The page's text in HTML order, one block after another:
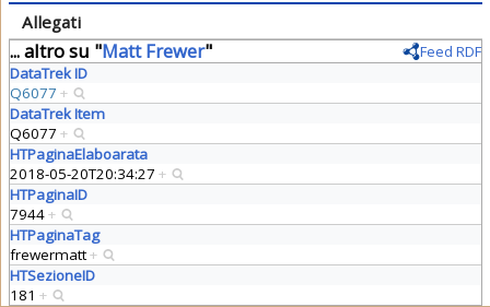
Allegati
... altro su "Matt Frewer"
Feed RDF
DataTrek ID
Q6077 +
DataTrek Item
Q6077 +
HTPaginaElaboarata
2018-05-20T20:34:27 +
HTPaginaID
7944+
HTPaginaTag
frewermatt+
HTSezioneID
181 +